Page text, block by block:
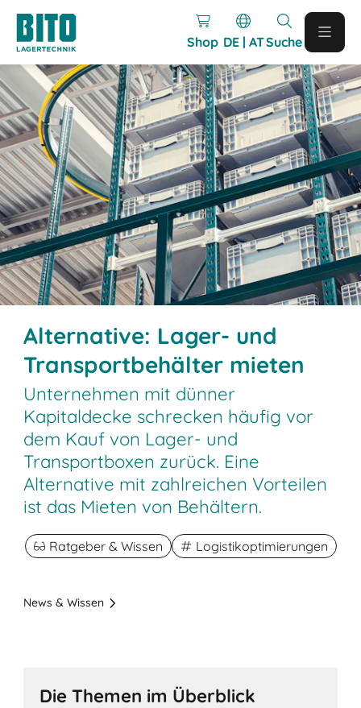
Shop DE | ATSuche
Alternative: Lager- und
Transportbehälter mieten
Unternehmen mit dünner
Kapitaldecke schrecken häufig vor
dem Kauf von Lager- und
Transportboxen zurück. Eine
Alternative mit zahlreichen Vorteilen
ist das Mieten von Behältern.
Ratgeber & Wissen Logistikoptimierungen
News & Wissen
Die Themen im Überblick